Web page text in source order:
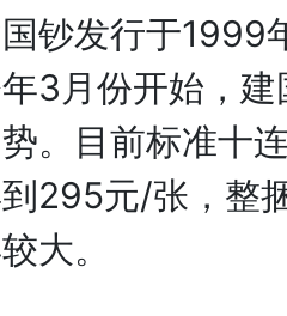
发行于1999
3月份开始，
。目前标准十
295元/张，整
大。